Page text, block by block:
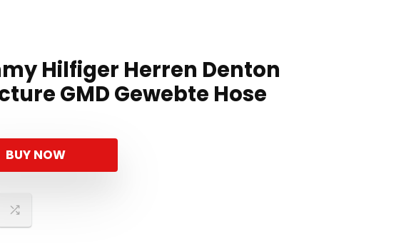
Hilfiger Herren Denton
GMD Gewebte Hose
BUY NOW